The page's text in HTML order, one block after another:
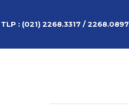
konten
TLP : (021) 2268.3317 / 2268.0897